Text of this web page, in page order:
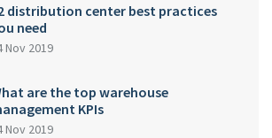
distribution center best practices
need
Nov 2019
are the top warehouse
KPIs
Nov 2019